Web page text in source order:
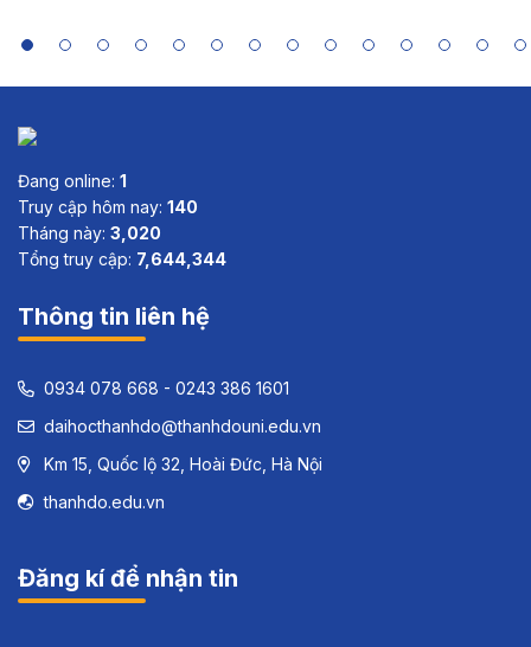
Nam
Đang online: 1
Truy cập hôm nay: 140
Tháng này: 3,020
Tổng truy cập: 7,644,344
Thông tin liên hệ
0934 078 668 - 0243 386 1601
daihocthanhdo@thanhdouni.edu.vn
Km 15, Quốc lộ 32, Hoài Đức, Hà Nội
thanhdo.edu.vn
Đăng kí để nhận tin